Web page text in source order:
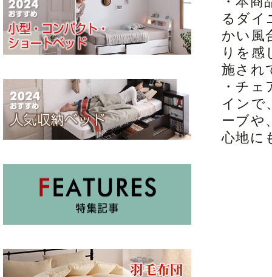
るダイ
かい風
りを感
施され
・チ
インで
ーブや
心地に